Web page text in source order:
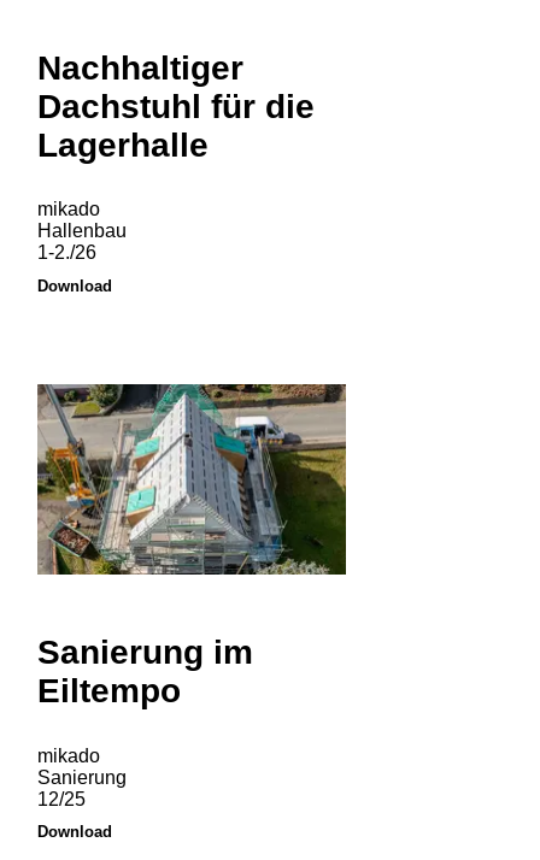
Nachhaltiger
Dachstuhl für die
Lagerhalle
mikado
Hallenbau
1-2./26
Download
Sanierung im
Eiltempo
mikado
Sanierung
12/25
Download